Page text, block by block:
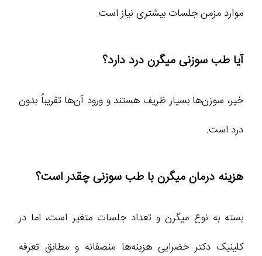
موارد مزمن جلسات بیشتری نیاز است.
آیا طب سوزنی میگرن درد دارد؟
خیر، سوزن‌ها بسیار ظریف هستند و ورود آن‌ها تقریباً بدون
درد است.
هزینه درمان میگرن با طب سوزنی چقدر است؟
بسته به نوع میگرن و تعداد جلسات متغیر است، اما در
کلینیک دکتر خضرایی هزینه‌ها منصفانه و مطابق تعرفه